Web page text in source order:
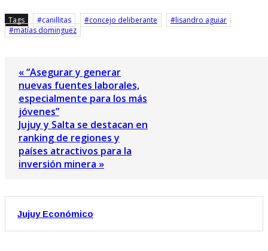
Tags canillitas concejo deliberante
lisandro aguiar
matías dominguez
« “Asegurar y generar
nuevas fuentes laborales,
especialmente para los más
jóvenes”
Jujuy y Salta se destacan en
ranking de regiones y
países atractivos para la
inversión minera »
Jujuy Económico